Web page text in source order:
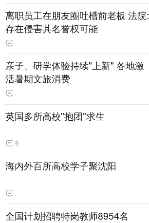
离职员工在朋友圈吐槽前老板 法院:
存在侵害其名誉权可能
亲子、研学体验持续"上新" 各地激
活暑期文旅消费
英国多所高校"抱团"求生
9
海内外百所高校学子聚沈阳
全国计划招聘特岗教师8954名